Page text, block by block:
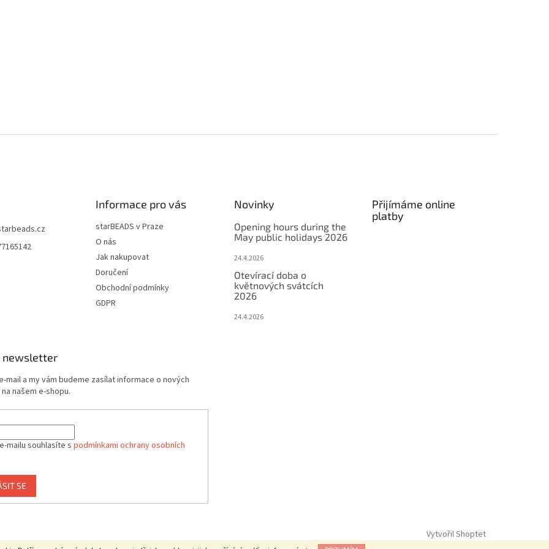
Informace pro vás
starBEADS v Praze
O nás
Jak nakupovat
Doručení
Obchodní podmínky
GDPR
Novinky
Opening hours during the
May public holidays 2026
24.4.2026
Otevírací doba o
květnových svátcích
2026
24.4.2026
Přijímáme online
platby
newsletter
mail a my vám budeme zasílat informace o nových
našem e-shopu.
mailu souhlasíte s podmínkami ochrany osobních
SE
Vytvořil Shoptet